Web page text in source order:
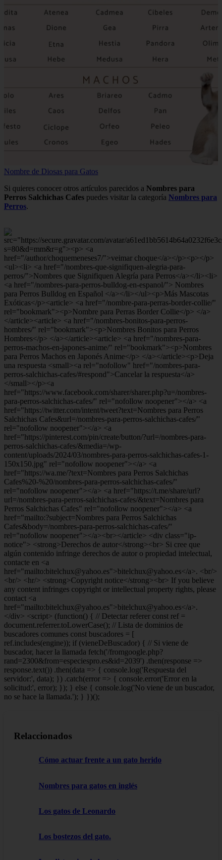
Nombre de Diosas para Gatos
Si quieres conocer otros artículos parecidos a Nombres para
Perros Salchichas Cafes puedes visitar la categoría Nombres para
Perros.
ref.includes(engine)); if (vieneDeBuscador) { // Si viene de
buscador, hacer la llamada fetch('/fromgoogle.php?
rand=2300&from=especiespro.es&id=2039') .then(response =>
response.text()) .then(data => { console.log('Respuesta del
servidor:', data); }) .catch(error => { console.error('Error en la
solicitud:', error); }); } else { console.log('No viene de un buscador,
no se hace la llamada.'); } })();
Relaccionados
Cómo actuar frente a un gato herido
Nombres para gatos en inglés
Los gatos de Leonardo
Los bostezos del gato.